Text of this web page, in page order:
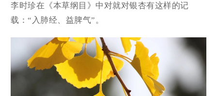
李时珍在《本草纲目》中对就对银杏有这样的记
载：“入肺经、益脾气”。